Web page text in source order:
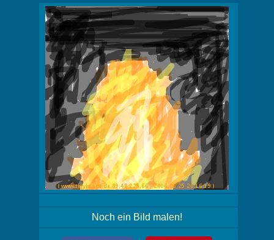
Noch ein Bild malen!